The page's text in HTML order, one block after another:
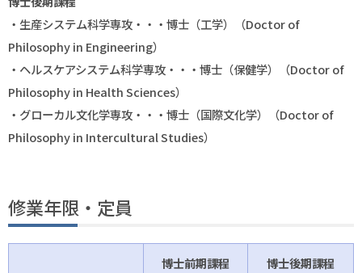
・生産システム科学専攻・・・博士（工学）（Doctor of
Philosophy in Engineering）
・ヘルスケアシステム科学専攻・・・博士（保健学）（Doctor of
Philosophy in Health Sciences）
・グローカル文化学専攻・・・博士（国際文化学）（Doctor of
Philosophy in Intercultural Studies）
修業年限・定員
博士前期課程 博士後期課程